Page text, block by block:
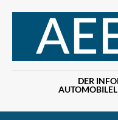
DER